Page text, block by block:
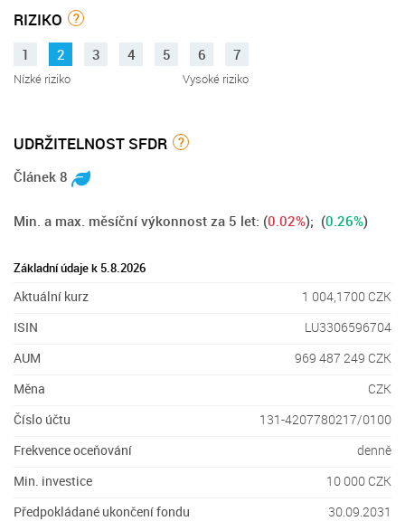
RIZIKO ?
1 2 3 4 5 6 7
Nízké riziko Vysoké riziko
UDRŽITELNOST SFDR ?
Článek 8
Min. a max. měsíční výkonnost za 5 let: (0.02%); (0.26%)
Základní údaje k 5.8.2026
Aktuální kurz
1 004,1700 CZK
ISIN
LU3306596704
AUM
969 487 249 CZK
Měna
CZK
Číslo účtu
131-4207780217/0100
Frekvence oceňování
denně
Min. investice
10 000 CZK
Předpokládané ukončení fondu
30.09.2031